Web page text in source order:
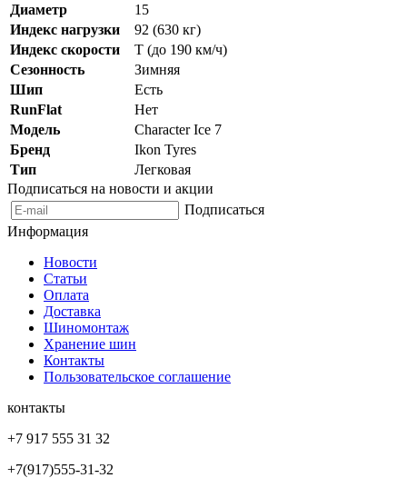
Диаметр
15
Индекс нагрузки
92 (630 кг)
Индекс скорости
T (до 190 км/ч)
Сезонность
Зимняя
Шип
Есть
RunFlat
Нет
Модель
Character Ice 7
Бренд
Ikon Tyres
Тип
Легковая
Подписаться на новости и акции
Подписаться
Информация
Новости
Статьи
Оплата
Доставка
Шиномонтаж
Хранение шин
Контакты
Пользовательское соглашение
контакты
+7 917 555 31 32
+7(917)555-31-32